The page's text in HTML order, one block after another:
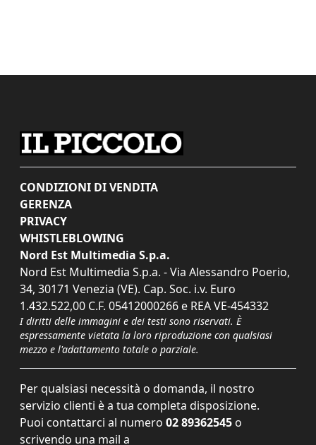
CONDIZIONI DI VENDITA
GERENZA
PRIVACY
WHISTLEBLOWING
Nord Est Multimedia S.p.a.
Nord Est Multimedia S.p.a. - Via Alessandro Poerio,
34, 30171 Venezia (VE). Cap. Soc. i.v. Euro
1.432.522,00 C.F. 05412000266 e REA VE-454332
I diritti delle immagini e dei testi sono riservati. È
espressamente vietata la loro riproduzione con qualsiasi
mezzo e l'adattamento totale o parziale.
Per qualsiasi necessità o domanda, il nostro
servizio clienti è a tua completa disposizione.
Puoi contattarci al numero 02 89362545 o
scrivendo una mail a